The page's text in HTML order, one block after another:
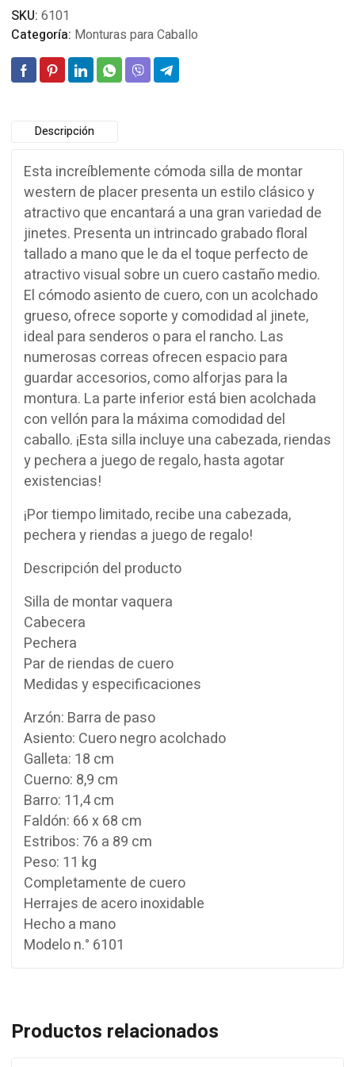
SKU: 6101
Categoría: Monturas para Caballo
Descripción
Esta increíblemente cómoda silla de montar
western de placer presenta un estilo clásico y
atractivo que encantará a una gran variedad de
jinetes. Presenta un intrincado grabado floral
tallado a mano que le da el toque perfecto de
atractivo visual sobre un cuero castaño medio.
El cómodo asiento de cuero, con un acolchado
grueso, ofrece soporte y comodidad al jinete,
ideal para senderos o para el rancho. Las
numerosas correas ofrecen espacio para
guardar accesorios, como alforjas para la
montura. La parte inferior está bien acolchada
con vellón para la máxima comodidad del
caballo. ¡Esta silla incluye una cabezada, riendas
y pechera a juego de regalo, hasta agotar
existencias!
¡Por tiempo limitado, recibe una cabezada,
pechera y riendas a juego de regalo!
Descripción del producto
Silla de montar vaquera
Cabecera
Pechera
Par de riendas de cuero
Medidas y especificaciones
Arzón: Barra de paso
Asiento: Cuero negro acolchado
Galleta: 18 cm
Cuerno: 8,9 cm
Barro: 11,4 cm
Faldón: 66 x 68 cm
Estribos: 76 a 89 cm
Peso: 11 kg
Completamente de cuero
Herrajes de acero inoxidable
Hecho a mano
Modelo n.° 6101
Productos relacionados